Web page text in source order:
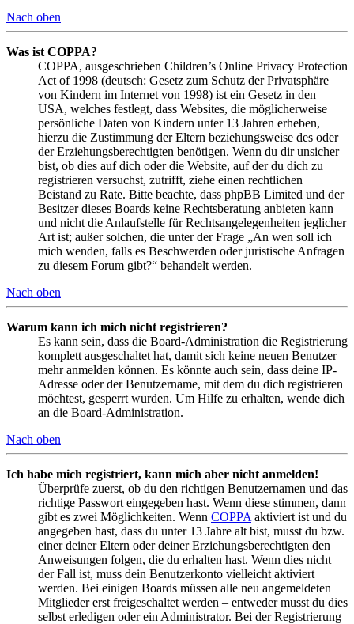
Nach oben
Was ist COPPA?
COPPA, ausgeschrieben Children’s Online Privacy Protection
Act of 1998 (deutsch: Gesetz zum Schutz der Privatsphäre
von Kindern im Internet von 1998) ist ein Gesetz in den
USA, welches festlegt, dass Websites, die möglicherweise
persönliche Daten von Kindern unter 13 Jahren erheben,
hierzu die Zustimmung der Eltern beziehungsweise des oder
der Erziehungsberechtigten benötigen. Wenn du dir unsicher
bist, ob dies auf dich oder die Website, auf der du dich zu
registrieren versuchst, zutrifft, ziehe einen rechtlichen
Beistand zu Rate. Bitte beachte, dass phpBB Limited und der
Besitzer dieses Boards keine Rechtsberatung anbieten kann
und nicht die Anlaufstelle für Rechtsangelegenheiten jeglicher
Art ist; außer solchen, die unter der Frage „An wen soll ich
mich wenden, falls es Beschwerden oder juristische Anfragen
zu diesem Forum gibt?“ behandelt werden.
Nach oben
Warum kann ich mich nicht registrieren?
Es kann sein, dass die Board-Administration die Registrierung
komplett ausgeschaltet hat, damit sich keine neuen Benutzer
mehr anmelden können. Es könnte auch sein, dass deine IP-
Adresse oder der Benutzername, mit dem du dich registrieren
möchtest, gesperrt wurden. Um Hilfe zu erhalten, wende dich
an die Board-Administration.
Nach oben
Ich habe mich registriert, kann mich aber nicht anmelden!
Überprüfe zuerst, ob du den richtigen Benutzernamen und das
richtige Passwort eingegeben hast. Wenn diese stimmen, dann
gibt es zwei Möglichkeiten. Wenn COPPA aktiviert ist und du
angegeben hast, dass du unter 13 Jahre alt bist, musst du bzw.
einer deiner Eltern oder deiner Erziehungsberechtigten den
Anweisungen folgen, die du erhalten hast. Wenn dies nicht
der Fall ist, muss dein Benutzerkonto vielleicht aktiviert
werden. Bei einigen Boards müssen alle neu angemeldeten
Mitglieder erst freigeschaltet werden – entweder musst du dies
selbst erledigen oder ein Administrator. Bei der Registrierung